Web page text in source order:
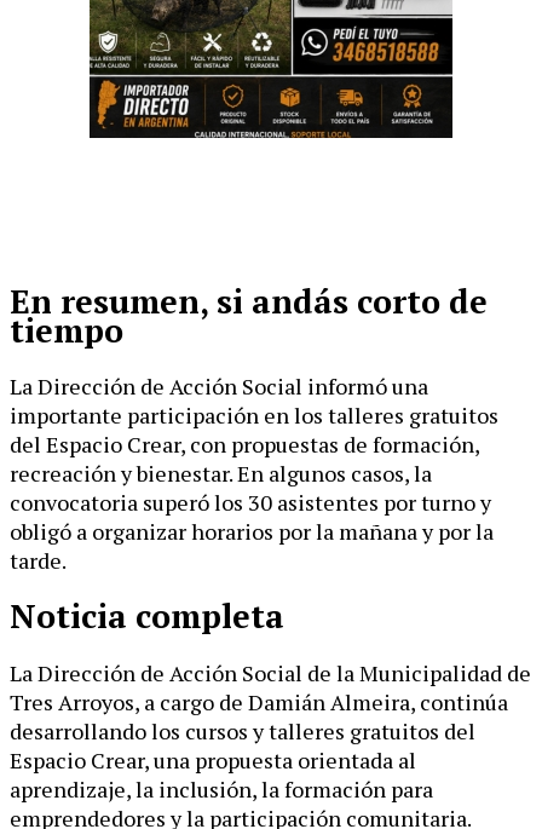
En resumen, si andás corto de
tiempo
La Dirección de Acción Social informó una
importante participación en los talleres gratuitos
del Espacio Crear, con propuestas de formación,
recreación y bienestar. En algunos casos, la
convocatoria superó los 30 asistentes por turno y
obligó a organizar horarios por la mañana y por la
tarde.
Noticia completa
La Dirección de Acción Social de la Municipalidad de
Tres Arroyos, a cargo de Damián Almeira, continúa
desarrollando los cursos y talleres gratuitos del
Espacio Crear, una propuesta orientada al
aprendizaje, la inclusión, la formación para
emprendedores y la participación comunitaria.